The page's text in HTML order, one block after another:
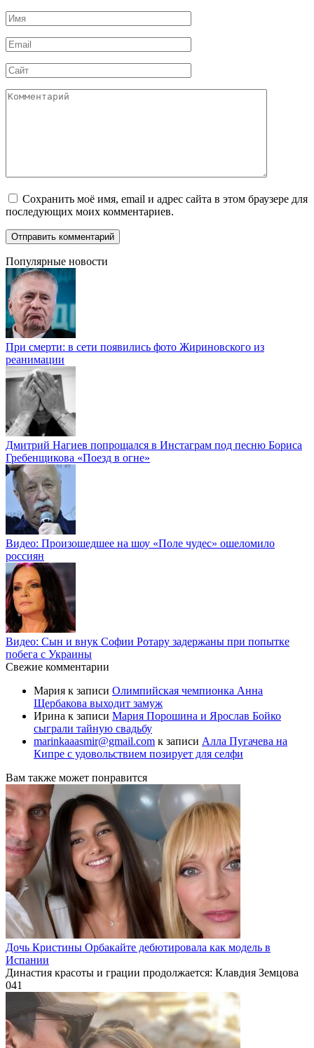
Имя
*
Email
*
Сайт
Комментарий
Сохранить моё имя, email и адрес сайта в этом браузере для
последующих моих комментариев.
Популярные новости
При смерти: в сети появились фото Жириновского из
реанимации
Дмитрий Нагиев попрощался в Инстаграм под песню Бориса
Гребенщикова «Поезд в огне»
Видео: Произошедшее на шоу «Поле чудес» ошеломило
россиян
Видео: Сын и внук Софии Ротару задержаны при попытке
побега с Украины
Свежие комментарии
Мария к записи Олимпийская чемпионка Анна
Щербакова выходит замуж
Ирина к записи Мария Порошина и Ярослав Бойко
сыграли тайную свадьбу
marinkaaasmir@gmail.com к записи Алла Пугачева на
Кипре с удовольствием позирует для селфи
Вам также может понравится
Дочь Кристины Орбакайте дебютировала как модель в
Испании
Династия красоты и грации продолжается: Клавдия Земцова
041